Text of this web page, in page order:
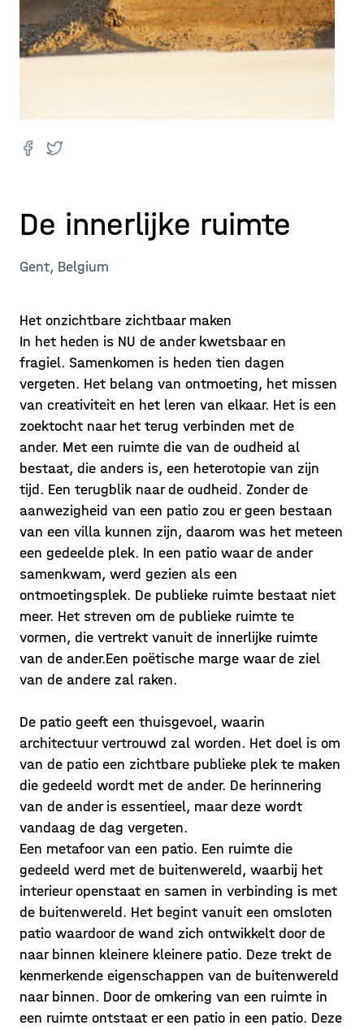
De innerlijke ruimte
Gent, Belgium
Het onzichtbare zichtbaar maken
In het heden is NU de ander kwetsbaar en
fragiel. Samenkomen is heden tien dagen
vergeten. Het belang van ontmoeting, het missen
van creativiteit en het leren van elkaar. Het is een
zoektocht naar het terug verbinden met de
ander. Met een ruimte die van de oudheid al
bestaat, die anders is, een heterotopie van zijn
tijd. Een terugblik naar de oudheid. Zonder de
aanwezigheid van een patio zou er geen bestaan ​​​​
van een villa kunnen zijn, daarom was het meteen
een gedeelde plek. In een patio waar de ander
samenkwam, werd gezien als een
ontmoetingsplek. De publieke ruimte bestaat niet
meer. Het streven om de publieke ruimte te
vormen, die vertrekt vanuit de innerlijke ruimte
van de ander.Een poëtische marge waar de ziel
van de andere zal raken.
De patio geeft een thuisgevoel, waarin
architectuur vertrouwd zal worden. Het doel is om
van de patio een zichtbare publieke plek te maken
die gedeeld wordt met de ander. De herinnering
van de ander is essentieel, maar deze wordt
vandaag de dag vergeten.
Een metafoor van een patio. Een ruimte die
gedeeld werd met de buitenwereld, waarbij het
interieur openstaat en samen in verbinding is met
de buitenwereld. Het begint vanuit een omsloten
patio waardoor de wand zich ontwikkelt door de
naar binnen kleinere kleinere patio. Deze trekt de
kenmerkende eigenschappen van de buitenwereld
naar binnen. Door de omkering van een ruimte in
een ruimte ontstaat er een patio in een patio. Deze